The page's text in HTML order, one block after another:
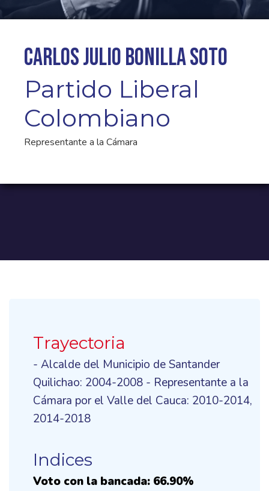
Carlos Julio Bonilla Soto
Partido Liberal
Colombiano
Representante a la Cámara
Trayectoria
- Alcalde del Municipio de Santander
Quilichao: 2004-2008 - Representante a la
Cámara por el Valle del Cauca: 2010-2014,
2014-2018
Indices
Voto con la bancada: 66.90%